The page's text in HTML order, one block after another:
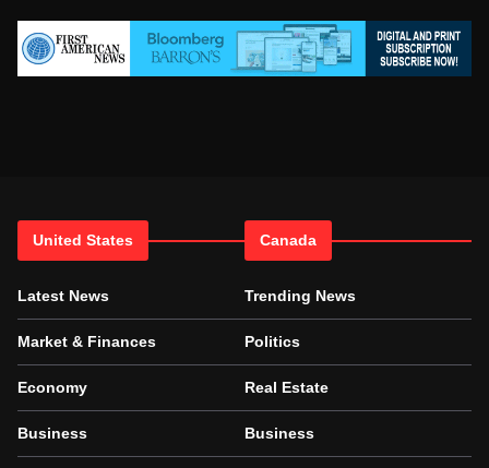
United States
Latest News
Market & Finances
Economy
Business
Canada
Trending News
Politics
Real Estate
Business